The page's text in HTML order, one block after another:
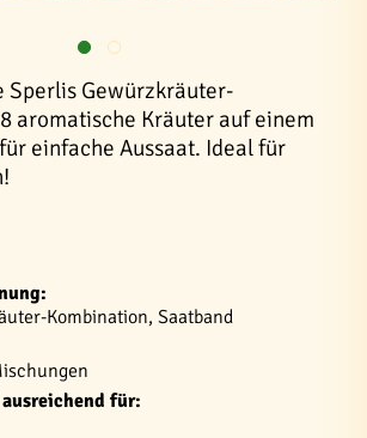
Sperlis Gewürzkräuter-
aromatische Kräuter auf einem
einfache Aussaat. Ideal für
Kombination, Saatband
für: